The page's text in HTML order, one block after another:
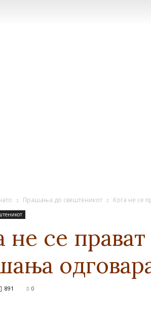
Прашања до свештеникот Кога не се
не се
891 0